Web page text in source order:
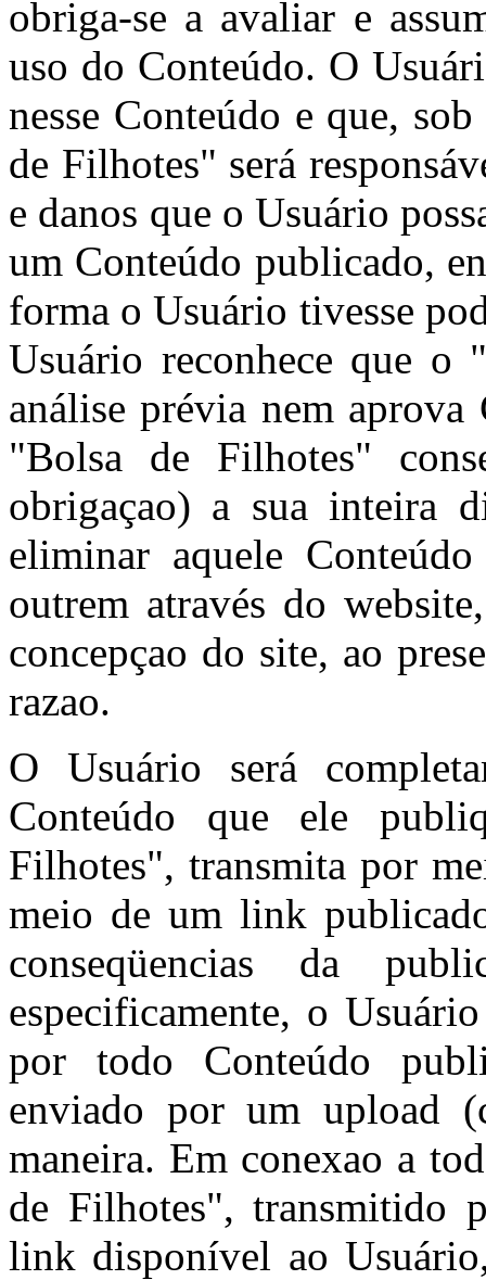
obriga-se a avaliar e
uso do Conteúdo. O
nesse Conteúdo e que,
de Filhotes" será
e danos que o Usuário
um Conteúdo publicado,
forma o Usuário tivesse
Usuário reconhece que o
análise prévia nem
"Bolsa de Filhotes"
obrigaçao) a sua inteira
eliminar aquele
outrem através do
concepçao do site, ao
razao.
O Usuário será
Conteúdo que ele
Filhotes", transmita por
meio de um link
conseqüencias da
especificamente, o
por todo Conteúdo
enviado por um upload
maneira. Em conexao a
de Filhotes", transmitido
link disponível ao